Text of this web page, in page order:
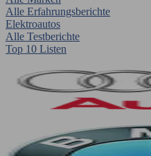
Alle Erfahrungsberichte
Elektroautos
Alle Testberichte
Top 10 Listen